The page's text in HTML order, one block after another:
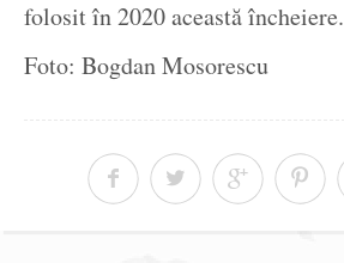
folosit în 2020 această încheiere.
Foto: Bogdan Mosorescu